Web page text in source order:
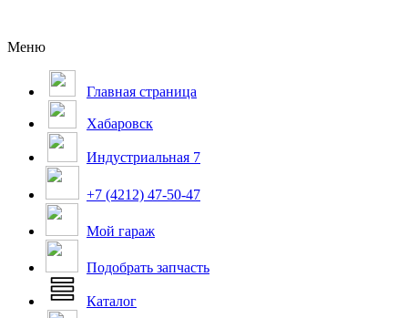
Меню
Главная страница
Хабаровск
Индустриальная 7
+7 (4212) 47-50-47
Мой гараж
Подобрать запчасть
Каталог